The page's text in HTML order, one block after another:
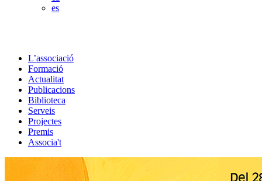
es
L’associació
Formació
Actualitat
Publicacions
Biblioteca
Serveis
Projectes
Premis
Associa't